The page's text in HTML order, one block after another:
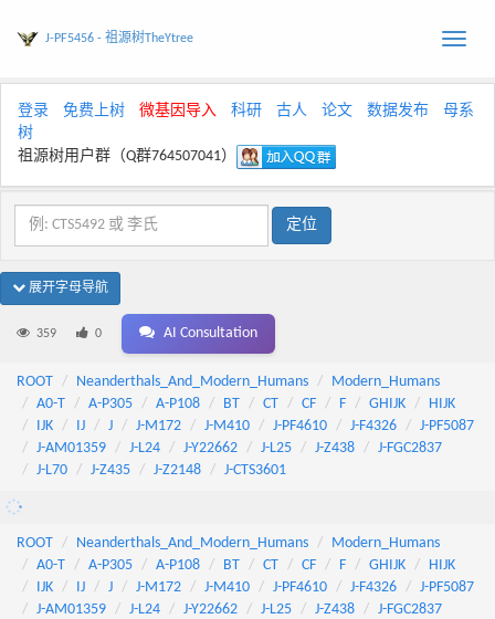
Toggle
J-PF5456 - 祖源树TheYtree
登录 免费上树 微基因导入 科研 古人 论文 数据发布
母系
树
祖源树用户群（Q群764507041）
展开字母导航
359 0 AI Consultation
ROOT Neanderthals_And_Modern_Humans
Modern_Humans
A0-T
A-P305 A-P108 BT CT CF F GHIJK
HIJK
IJK
IJ J J-M172 J-M410 J-PF4610 J-F4326
J-PF5087
J-AM01359
J-L24 J-Y22662 J-L25 J-Z438
J-FGC2837
J-L70
J-Z435 J-Z2148 J-CTS3601
ROOT Neanderthals_And_Modern_Humans
Modern_Humans
A0-T
A-P305 A-P108 BT CT CF F GHIJK
HIJK
IJK
IJ J J-M172 J-M410 J-PF4610 J-F4326
J-PF5087
J-AM01359
J-L24 J-Y22662 J-L25 J-Z438
J-FGC2837